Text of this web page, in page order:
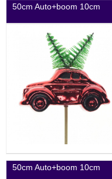
50cm Auto+boom 10cm
50cm Auto+boom 10cm